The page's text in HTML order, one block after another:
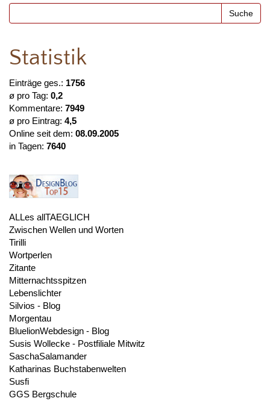
Statistik
Einträge ges.: 1756
ø pro Tag: 0,2
Kommentare: 7949
ø pro Eintrag: 4,5
Online seit dem: 08.09.2005
in Tagen: 7640
ALLes allTAEGLICH
Zwischen Wellen und Worten
Tirilli
Wortperlen
Zitante
Mitternachtsspitzen
Lebenslichter
Silvios - Blog
Morgentau
BluelionWebdesign - Blog
Susis Wollecke - Postfiliale Mitwitz
SaschaSalamander
Katharinas Buchstabenwelten
Susfi
GGS Bergschule